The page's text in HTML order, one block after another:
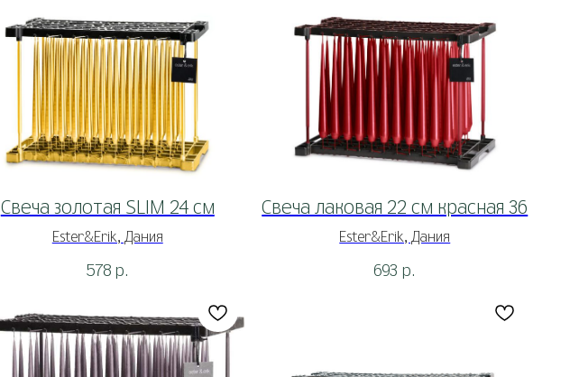
Свеча золотая SLIM 24 см
Ester&Erik, Дания
578 р.
Свеча лаковая 22 см красная 36
Ester&Erik, Дания
693 р.